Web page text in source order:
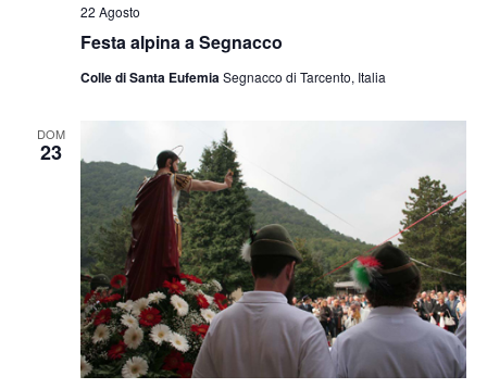
Festa alpina a Segnacco
22 Agosto
Colle di Santa EufemiaSegnacco di Tarcento, Italia
DOM
23